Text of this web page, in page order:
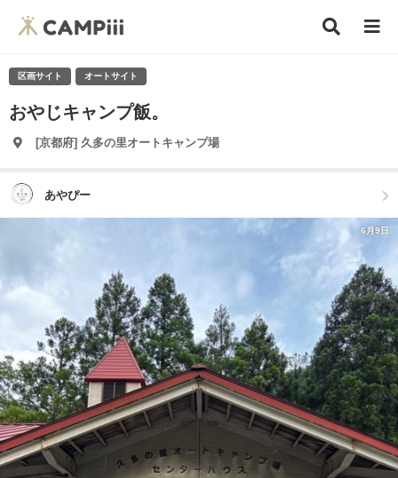
区画サイト オートサイト
おやじキャンプ飯。
[京都府] 久多の里オートキャンプ場
あやぴー
6月9日